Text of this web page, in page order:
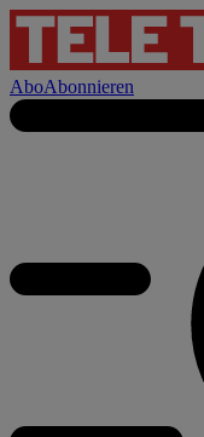
AboAbonnieren